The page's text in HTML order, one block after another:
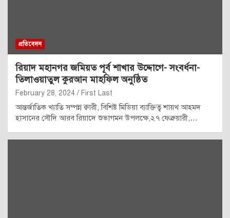
প্রতিবেদন
রিয়াদ মহানগর জমিয়ত পূর্ব শাখার উদ্দোগে- সংবর্ধনা-
তিলাওয়াতুল কুরআন মাহফিল অনুষ্ঠিত
February 28, 2024 First Last
আন্তর্জাতিক খ্যাতি সম্পন্ন ক্বারী, বিশিষ্ট মিডিয়া ব্যাক্তিত্ব শায়খ আহমদ
হাসানের সৌদি আরব রিয়াদে শুভাগমন উপলক্ষে,২৭ ফেব্রুয়ারী,…